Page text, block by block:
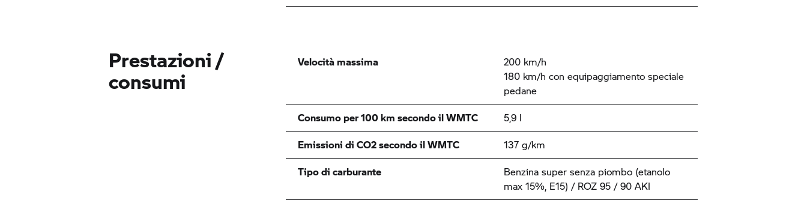
Prestazioni /
consumi
Velocità massima
200 km/h
180 km/h con equipaggiamento speciale
pedane
Consumo per 100 km secondo il WMTC
5,9 l
Emissioni di CO2 secondo il WMTC
137 g/km
Tipo di carburante
Benzina super senza piombo (etanolo
max 15%, E15) / ROZ 95 / 90 AKI